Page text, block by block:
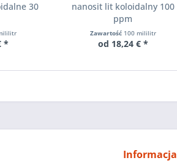
30
*
nanosit lit koloidalny 100
ppm
Zawartość 100 mililitr
od 18,24 € *
Informacja